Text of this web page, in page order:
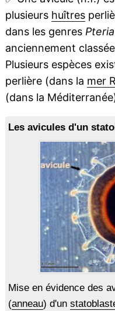
plusieurs huîtres
dans les genres Pteria
anciennement
Plusieurs espèces
perlière (dans la mer
(dans la
Les avicules d'un
Mise en évidence des
(anneau) d'un